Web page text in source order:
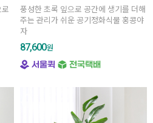
풍성한 초록 잎으로 공간에 생기를 더해
주는 관리가 쉬운 공기정화식물 홍콩야
자
87,600원